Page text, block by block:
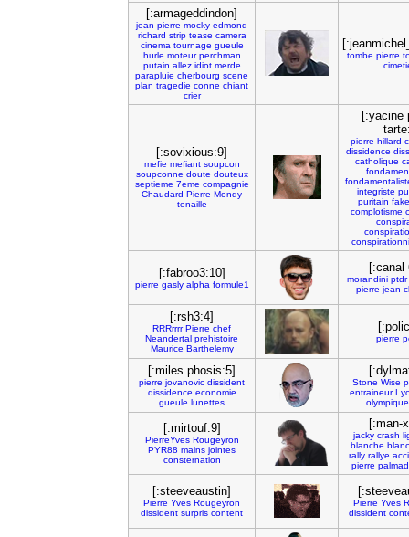
[:armageddindon]
jean pierre mocky edmond
richard strip tease camera
cinema tournage gueule
hurle moteur perchman
putain allez idiot merde
parapluie cherbourg scene
plan tragedie conne chiant
crier
tombe pierre
[:sovixious:9]
mefie mefiant soupcon
soupconne doute douteux
septieme 7eme compagnie
Chaudard Pierre Mondy
tenaille
[:yacine
pierre hillard
dissidence
catholique
integriste
puritain fake
complotisme
[:fabroo3:10]
pierre gasly alpha formule1
[:canal
morandini ptdr
pierre jean
[:rsh3:4]
RRRrrrr Pierre chef
Neandertal prehistoire
Maurice Barthelemy
pierre
[:miles phosis:5]
pierre jovanovic dissident
dissidence economie
gueule lunettes
Stone Wise
entraineur
olympique
[:mirtouf:9]
PierreYves Rougeyron
PYR88 mains jointes
consternation
[:man-
jacky crash
blanche
rally rallye
pierre
[:steeveaustin]
Pierre Yves Rougeyron
dissident surpris content
Pierre Yves
dissident